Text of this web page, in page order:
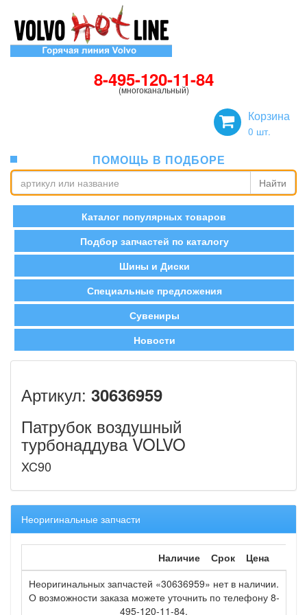
8-495-120-11-84
(многоканальный)
Корзина
0 шт.
ПОМОЩЬ В ПОДБОРЕ
Найти
Каталог популярных товаров
Подбор запчастей по каталогу
Шины и Диски
Специальные предложения
Сувениры
Новости
Артикул: 30636959
Патрубок воздушный
турбонаддува VOLVO
XC90
Неоригинальные запчасти
Наличие Срок
Цена
Неоригинальных запчастей «30636959» нет в наличии.
О возможности заказа можете уточнить по телефону 8-
495-120-11-84.